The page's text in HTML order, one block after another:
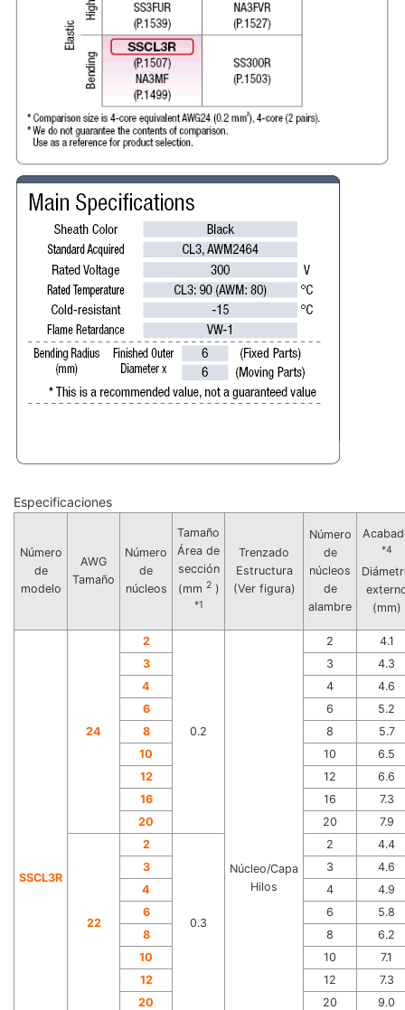
Especificaciones
Número
de
modelo
AWG
Tamaño
Número
de
núcleos
Tamaño
Área de
sección
(mm 2)
*1
Trenzado
Estructura
(Ver figura)
Número
de
núcleos
de
alambre
*4
(mm)
SSCL3R
24
2
0.2
Núcleo/Capa
Hilos
2
4.1
3
3
4.3
4
4
4.6
6
6
5.2
8
8
5.7
10
10
6.5
12
12
6.6
16
16
7.3
20
20 7.9
22
2
0.3
2
4.4
3
3
4.6
4
4
4.9
6
6
5.8
8
8
6.2
10
10
7.1
12
12
7.3
20
20 9.0